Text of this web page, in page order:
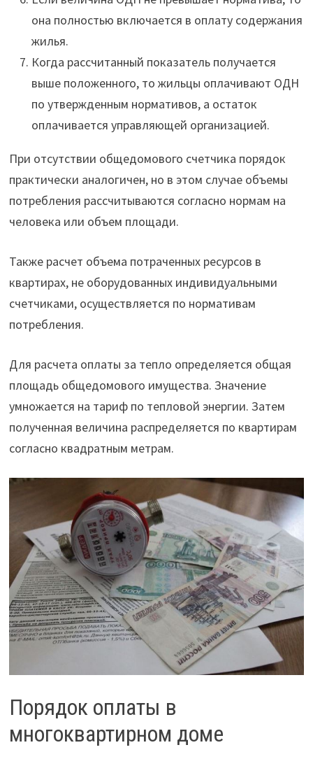
она полностью включается в оплату содержания
жилья.
Когда рассчитанный показатель получается
выше положенного, то жильцы оплачивают ОДН
по утвержденным нормативов, а остаток
оплачивается управляющей организацией.
При отсутствии общедомового счетчика порядок
практически аналогичен, но в этом случае объемы
потребления рассчитываются согласно нормам на
человека или объем площади.
Также расчет объема потраченных ресурсов в
квартирах, не оборудованных индивидуальными
счетчиками, осуществляется по нормативам
потребления.
Для расчета оплаты за тепло определяется общая
площадь общедомового имущества. Значение
умножается на тариф по тепловой энергии. Затем
полученная величина распределяется по квартирам
согласно квадратным метрам.
Порядок оплаты в
многоквартирном доме